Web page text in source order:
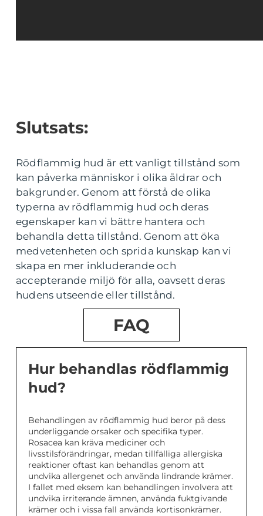
Slutsats:
Rödflammig hud är ett vanligt tillstånd som
kan påverka människor i olika åldrar och
bakgrunder. Genom att förstå de olika
typerna av rödflammig hud och deras
egenskaper kan vi bättre hantera och
behandla detta tillstånd. Genom att öka
medvetenheten och sprida kunskap kan vi
skapa en mer inkluderande och
accepterande miljö för alla, oavsett deras
hudens utseende eller tillstånd.
FAQ
Hur behandlas rödflammig
hud?
Behandlingen av rödflammig hud beror på dess
underliggande orsaker och specifika typer.
Rosacea kan kräva mediciner och
livsstilsförändringar, medan tillfälliga allergiska
reaktioner oftast kan behandlas genom att
undvika allergenet och använda lindrande krämer.
I fallet med eksem kan behandlingen involvera att
undvika irriterande ämnen, använda fuktgivande
krämer och i vissa fall använda kortisonkrämer.